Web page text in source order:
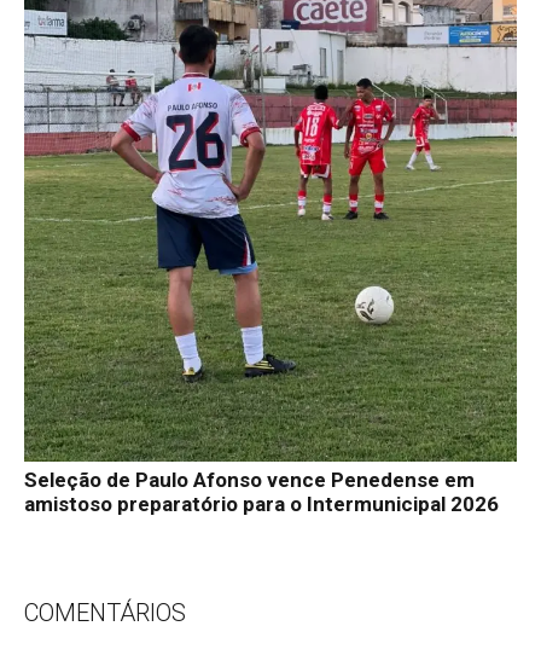
Seleção de Paulo Afonso vence Penedense em
amistoso preparatório para o Intermunicipal 2026
COMENTÁRIOS